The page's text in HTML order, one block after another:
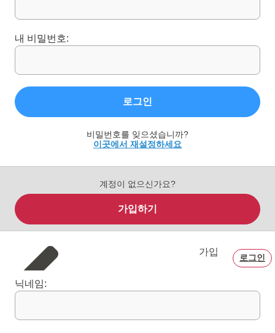
내 비밀번호:
로그인
비밀번호를 잊으셨습니까?
이곳에서 재설정하세요
계정이 없으신가요?
가입하기
가입
로그인
닉네임: